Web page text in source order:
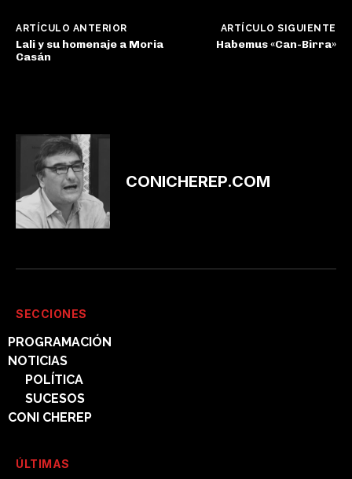
ARTÍCULO ANTERIOR
Lali y su homenaje a Moria
Casán
ARTÍCULO SIGUIENTE
Habemus «Can-Birra»
CONICHEREP.COM
SECCIONES
PROGRAMACIÓN
NOTICIAS
POLÍTICA
SUCESOS
CONI CHEREP
ÚLTIMAS